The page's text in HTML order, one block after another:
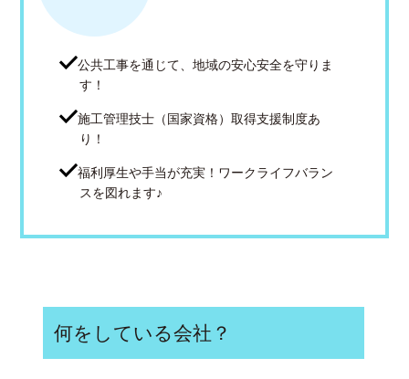
公共工事を通じて、地域の安心安全を守りま
す！
施工管理技士（国家資格）取得支援制度あ
り！
福利厚生や手当が充実！ワークライフバラン
スを図れます♪
何をしている会社？